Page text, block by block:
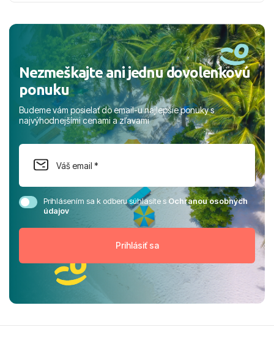
Nezmeškajte ani jednu dovolenkovú
ponuku
Budeme vám posielať do email-u najlepšie ponuky s
najvýhodnejšími cenami a zľavami
Prihlásením sa k odberu súhlasíte sOchranou osobných
údajov